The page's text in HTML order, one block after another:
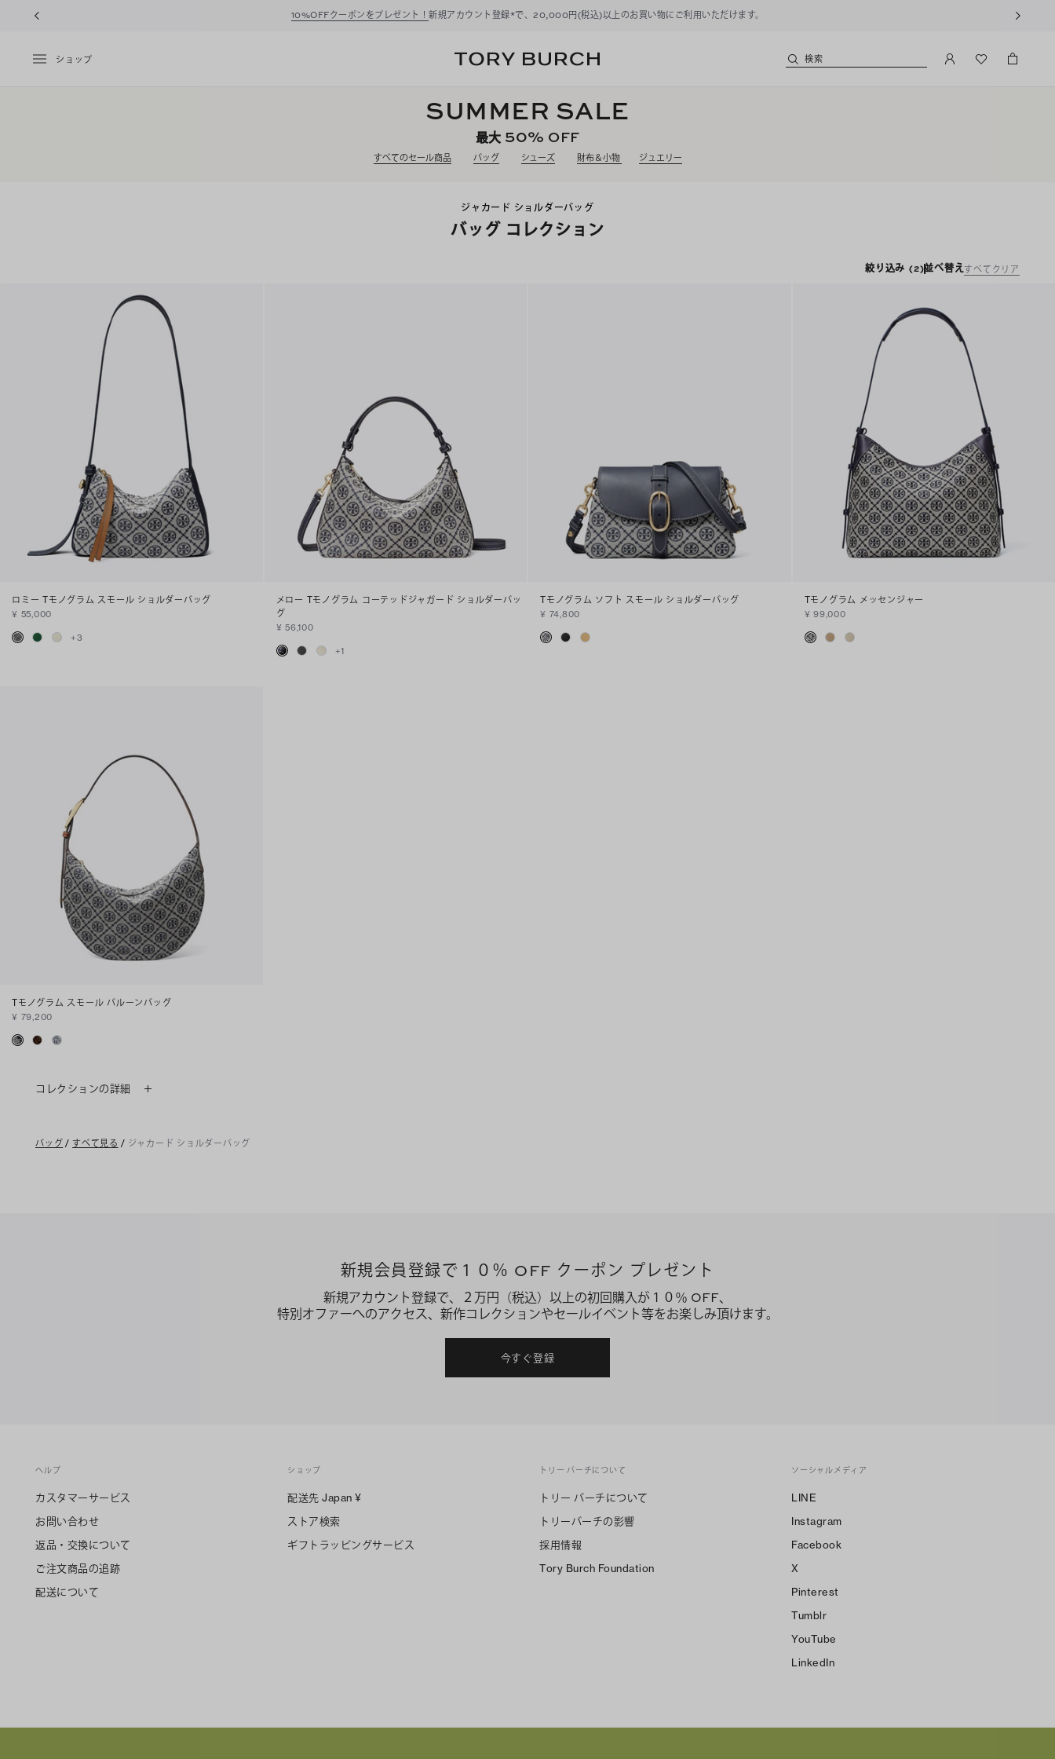
10%OFFクーポンをプレゼント！ 新規アカウント登録*で、20,000円(税込)以上のお買い物にご利用いただけます。
ショップ 検索
SUMMER SALE
最大 50% OFF
すべてのセール商品 バッグ シューズ 財布＆小物 ジュエリー
ジャカード ショルダーバッグ
バッグ コレクション
絞り込み (2)並べ替えすべてクリア
ロミー Tモノグラム スモール ショルダーバッグ
¥ 55,000
+3
メロー Tモノグラム コーテッドジャガード ショルダーバッ
グ
¥ 56,100
+1
Tモノグラム ソフト スモール ショルダーバッグ
¥ 74,800
Tモノグラム メッセンジャー
¥ 99,000
Tモノグラム スモール バルーンバッグ
¥ 79,200
コレクションの詳細
バッグ / すべて見る / ジャカード ショルダーバッグ
新規会員登録で１０％ OFF クーポン プレゼント
新規アカウント登録で、２万円（税込）以上の初回購入が１０％ OFF、
特別オファーへのアクセス、新作コレクションやセールイベント等をお楽しみ頂けます。
今すぐ登録
ヘルプ
カスタマーサービス
お問い合わせ
返品・交換について
ご注文商品の追跡
配送について
ショップ
配送先 Japan ¥
ストア検索
ギフトラッピングサービス
トリー バーチについて
トリー バーチについて
トリーバーチの影響
採用情報
Tory Burch Foundation
ソーシャルメディア
LINE
Instagram
Facebook
X
Pinterest
Tumblr
YouTube
LinkedIn